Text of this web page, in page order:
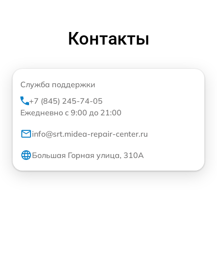
Контакты
Служба поддержки
+7 (845) 245-74-05
Ежедневно с 9:00 до 21:00
info@srt.midea-repair-center.ru
Большая Горная улица, 310А